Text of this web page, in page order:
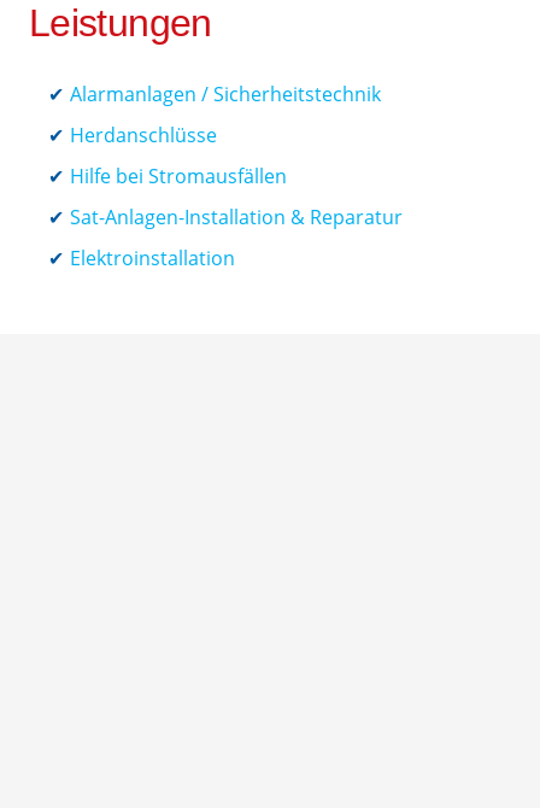
Leistungen
Alarmanlagen / Sicherheitstechnik
Herdanschlüsse
Hilfe bei Stromausfällen
Sat-Anlagen-Installation & Reparatur
Elektroinstallation